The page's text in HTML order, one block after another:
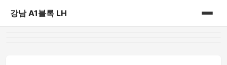
강남 A1블록 LH